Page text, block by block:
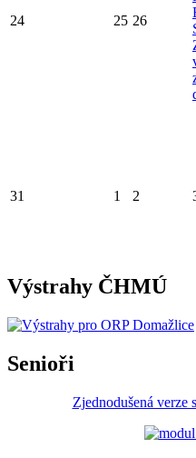
24 25 26
31 1 2
Výstrahy ČHMÚ
Senioři
Zjednodušená verze